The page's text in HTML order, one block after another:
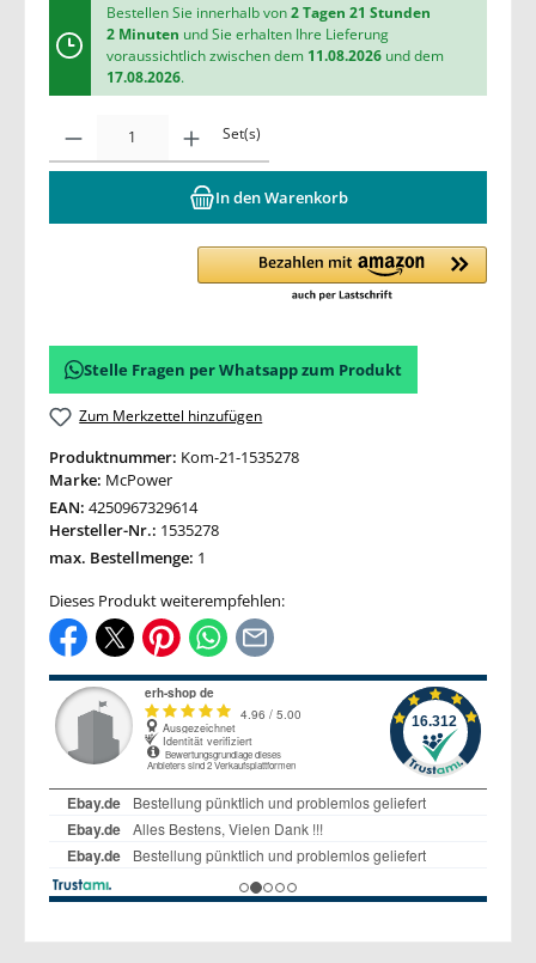
Bestellen Sie innerhalb von2 Tagen 21 Stunden
2 Minuten und Sie erhalten Ihre Lieferung
voraussichtlich zwischen dem 11.08.2026und dem
17.08.2026.
Set(s)
In den Warenkorb
Stelle Fragen per Whatsapp zum Produkt
Zum Merkzettel hinzufügen
Produktnummer: Kom-21-1535278
Marke: McPower
EAN: 4250967329614
Hersteller-Nr.: 1535278
max. Bestellmenge: 1
Dieses Produkt weiterempfehlen: